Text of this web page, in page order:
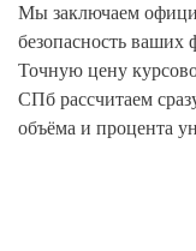
Мы заключаем
безопасность ваших
Точную цену
СПб рассчитаем
объёма и процента